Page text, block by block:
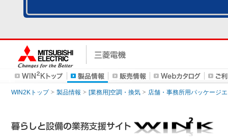
WIN2Kトップ 製品情報 [業務用]空調・換気 店舗・事務所用パッケージ